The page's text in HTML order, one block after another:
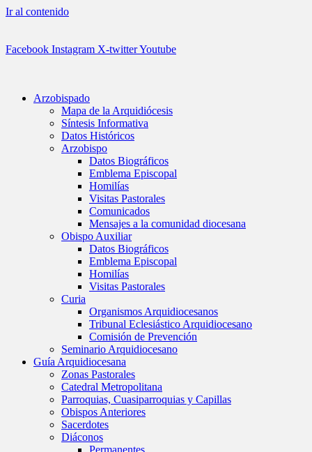
Ir al contenido
Facebook Instagram X-twitterYoutube
Arzobispado
Mapa de la Arquidiócesis
Síntesis Informativa
Datos Históricos
Arzobispo
Datos Biográficos
Emblema Episcopal
Homilías
Visitas Pastorales
Comunicados
Mensajes a la comunidad diocesana
Obispo Auxiliar
Datos Biográficos
Emblema Episcopal
Homilías
Visitas Pastorales
Curia
Organismos Arquidiocesanos
Tribunal Eclesiástico Arquidiocesano
Comisión de Prevención
Seminario Arquidiocesano
Guía Arquidiocesana
Zonas Pastorales
Catedral Metropolitana
Parroquias, Cuasiparroquias y Capillas
Obispos Anteriores
Sacerdotes
Diáconos
Permanentes